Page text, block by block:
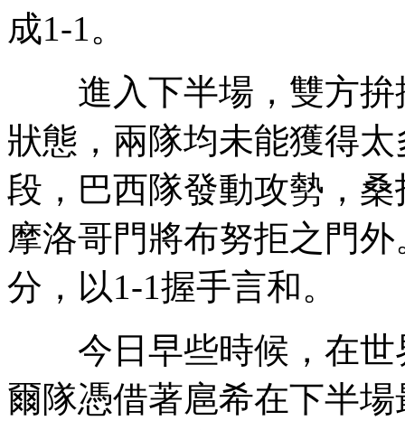
成1-1。
進入下半場，雙方拚
狀態，兩隊均未能獲得
段，巴西隊發動攻勢，
摩洛哥門將布努拒之門
分，以1-1握手言和。
今日早些時候，在世
爾隊憑借著扈希在下半